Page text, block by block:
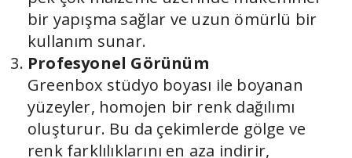
bir yapışma sağlar ve uzun ömürlü bir
kullanım sunar.
Profesyonel Görünüm
Greenbox stüdyo boyası ile boyanan
yüzeyler, homojen bir renk dağılımı
oluşturur. Bu da çekimlerde gölge ve
renk farklılıklarını en aza indirir,